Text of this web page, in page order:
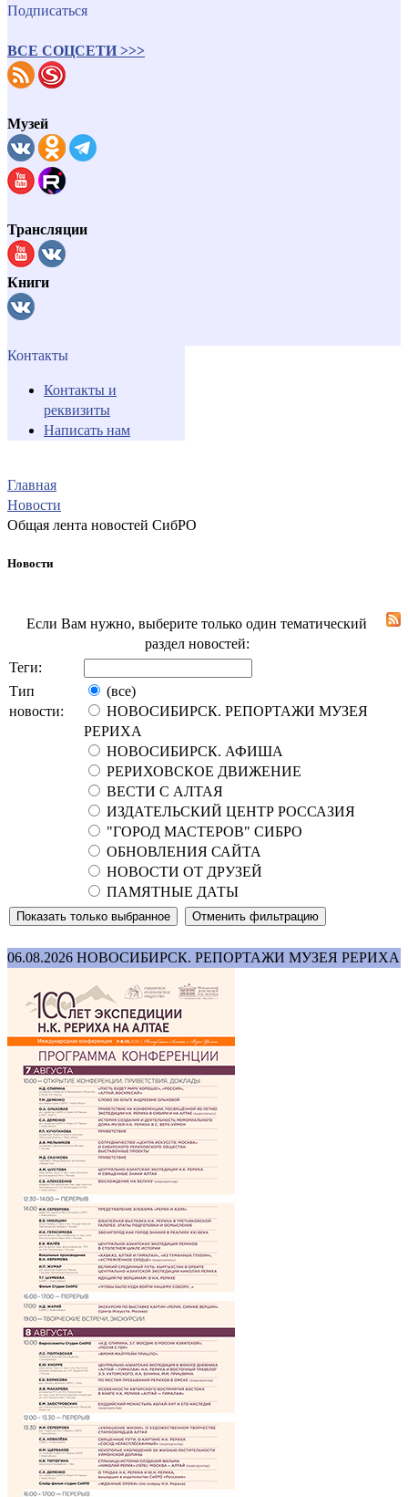
Подписаться
ВСЕ СОЦСЕТИ >>>
Музей
Трансляции
Книги
Контакты
Контакты и
реквизиты
Написать нам
Главная
Новости
Общая лента новостей СибРО
Новости
Если Вам нужно, выберите только один тематический
раздел новостей:
Теги:
Тип
новости:
(все)
НОВОСИБИРСК. РЕПОРТАЖИ МУЗЕЯ
РЕРИХА
НОВОСИБИРСК. АФИША
РЕРИХОВСКОЕ ДВИЖЕНИЕ
ВЕСТИ С АЛТАЯ
ИЗДАТЕЛЬСКИЙ ЦЕНТР РОССАЗИЯ
"ГОРОД МАСТЕРОВ" СИБРО
ОБНОВЛЕНИЯ САЙТА
НОВОСТИ ОТ ДРУЗЕЙ
ПАМЯТНЫЕ ДАТЫ
06.08.2026 НОВОСИБИРСК. РЕПОРТАЖИ МУЗЕЯ РЕРИХА